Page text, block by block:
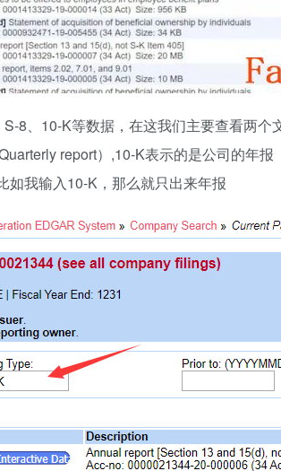
8、10-K等数据，在这我们主要查看两个
report）,10-K表示的是公司的年报
如我输入10-K，那么就只出来年报